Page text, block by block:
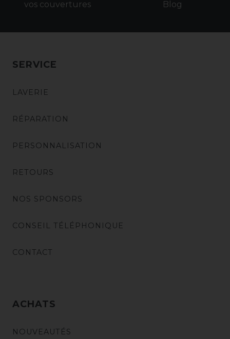
vos couvertures
Blog
SERVICE
LAVERIE
RÉPARATION
PERSONNALISATION
RETOURS
NOS SPONSORS
CONSEIL TÉLÉPHONIQUE
CONTACT
ACHATS
NOUVEAUTÉS